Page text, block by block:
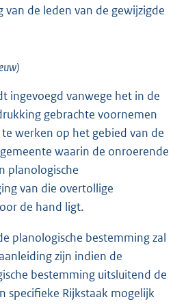
de leden van de gewijzigde
ingevoegd vanwege het in de
gebrachte voornemen
werken op het gebied van de
waarin de onroerende
planologische
van die overtollige
de hand ligt.
planologische bestemming zal
zijn indien de
bestemming uitsluitend de
specifieke Rijkstaak mogelijk